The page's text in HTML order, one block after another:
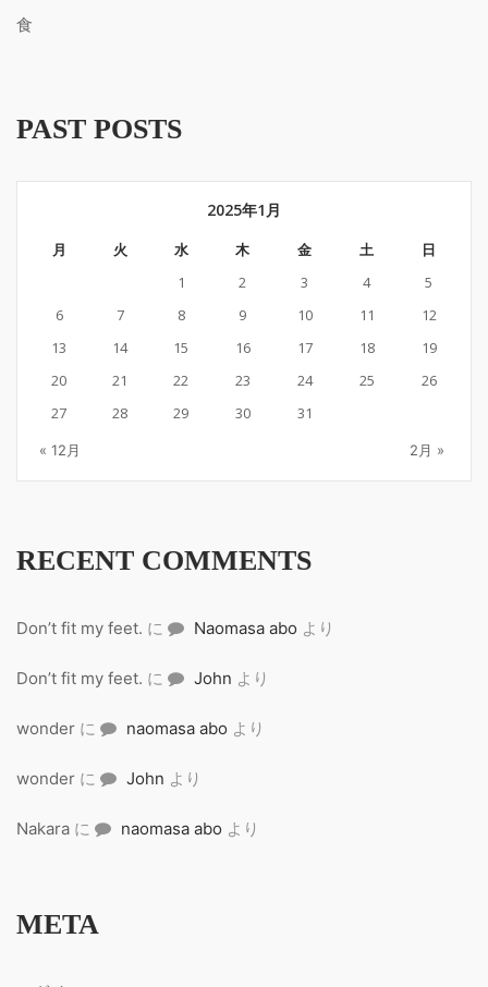
食
PAST POSTS
2025年1月
月 火 水 木 金 土
日
1
2 3 4
5
6
7 8 9 10 11
12
13
14 15 16 17 18
19
20
21 22 23 24 25
26
27
28 29 30 31
« 12月 2月 »
RECENT COMMENTS
Don’t fit my feet. に Naomasa abo より
Don’t fit my feet. に John より
wonder に naomasa abo より
wonder に John より
Nakara に naomasa abo より
META